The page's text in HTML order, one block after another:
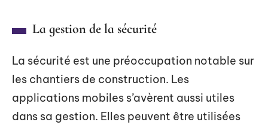
La gestion de la sécurité
La sécurité est une préoccupation notable sur
les chantiers de construction. Les
applications mobiles s’avèrent aussi utiles
dans sa gestion. Elles peuvent être utilisées